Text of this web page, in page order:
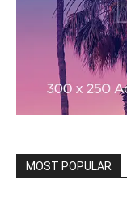
MOST POPULAR